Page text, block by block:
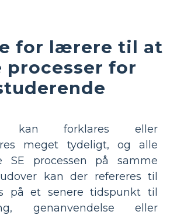
for lærere til at
processer for
kan forklares eller
meget tydeligt, og alle
SE processen på samme
kan der refereres til
på et senere tidspunkt til
genanvendelse eller